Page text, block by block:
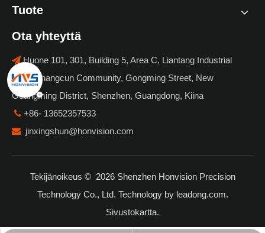
Tuote
Ota yhteyttä
Huone 101, 301, Building 5, Area C, Liantang Industrial
Park, Shangcun Community, Gongming Street, New
Guangming District, Shenzhen, Guangdong, Kiina
 +86- 13652357533
 jinxingshun@honvision.com
Tekijänoikeus © 2026Shenzhen Honvision Precision
Technology Co., Ltd. Technology by leadong.com.
Sivustokartta.